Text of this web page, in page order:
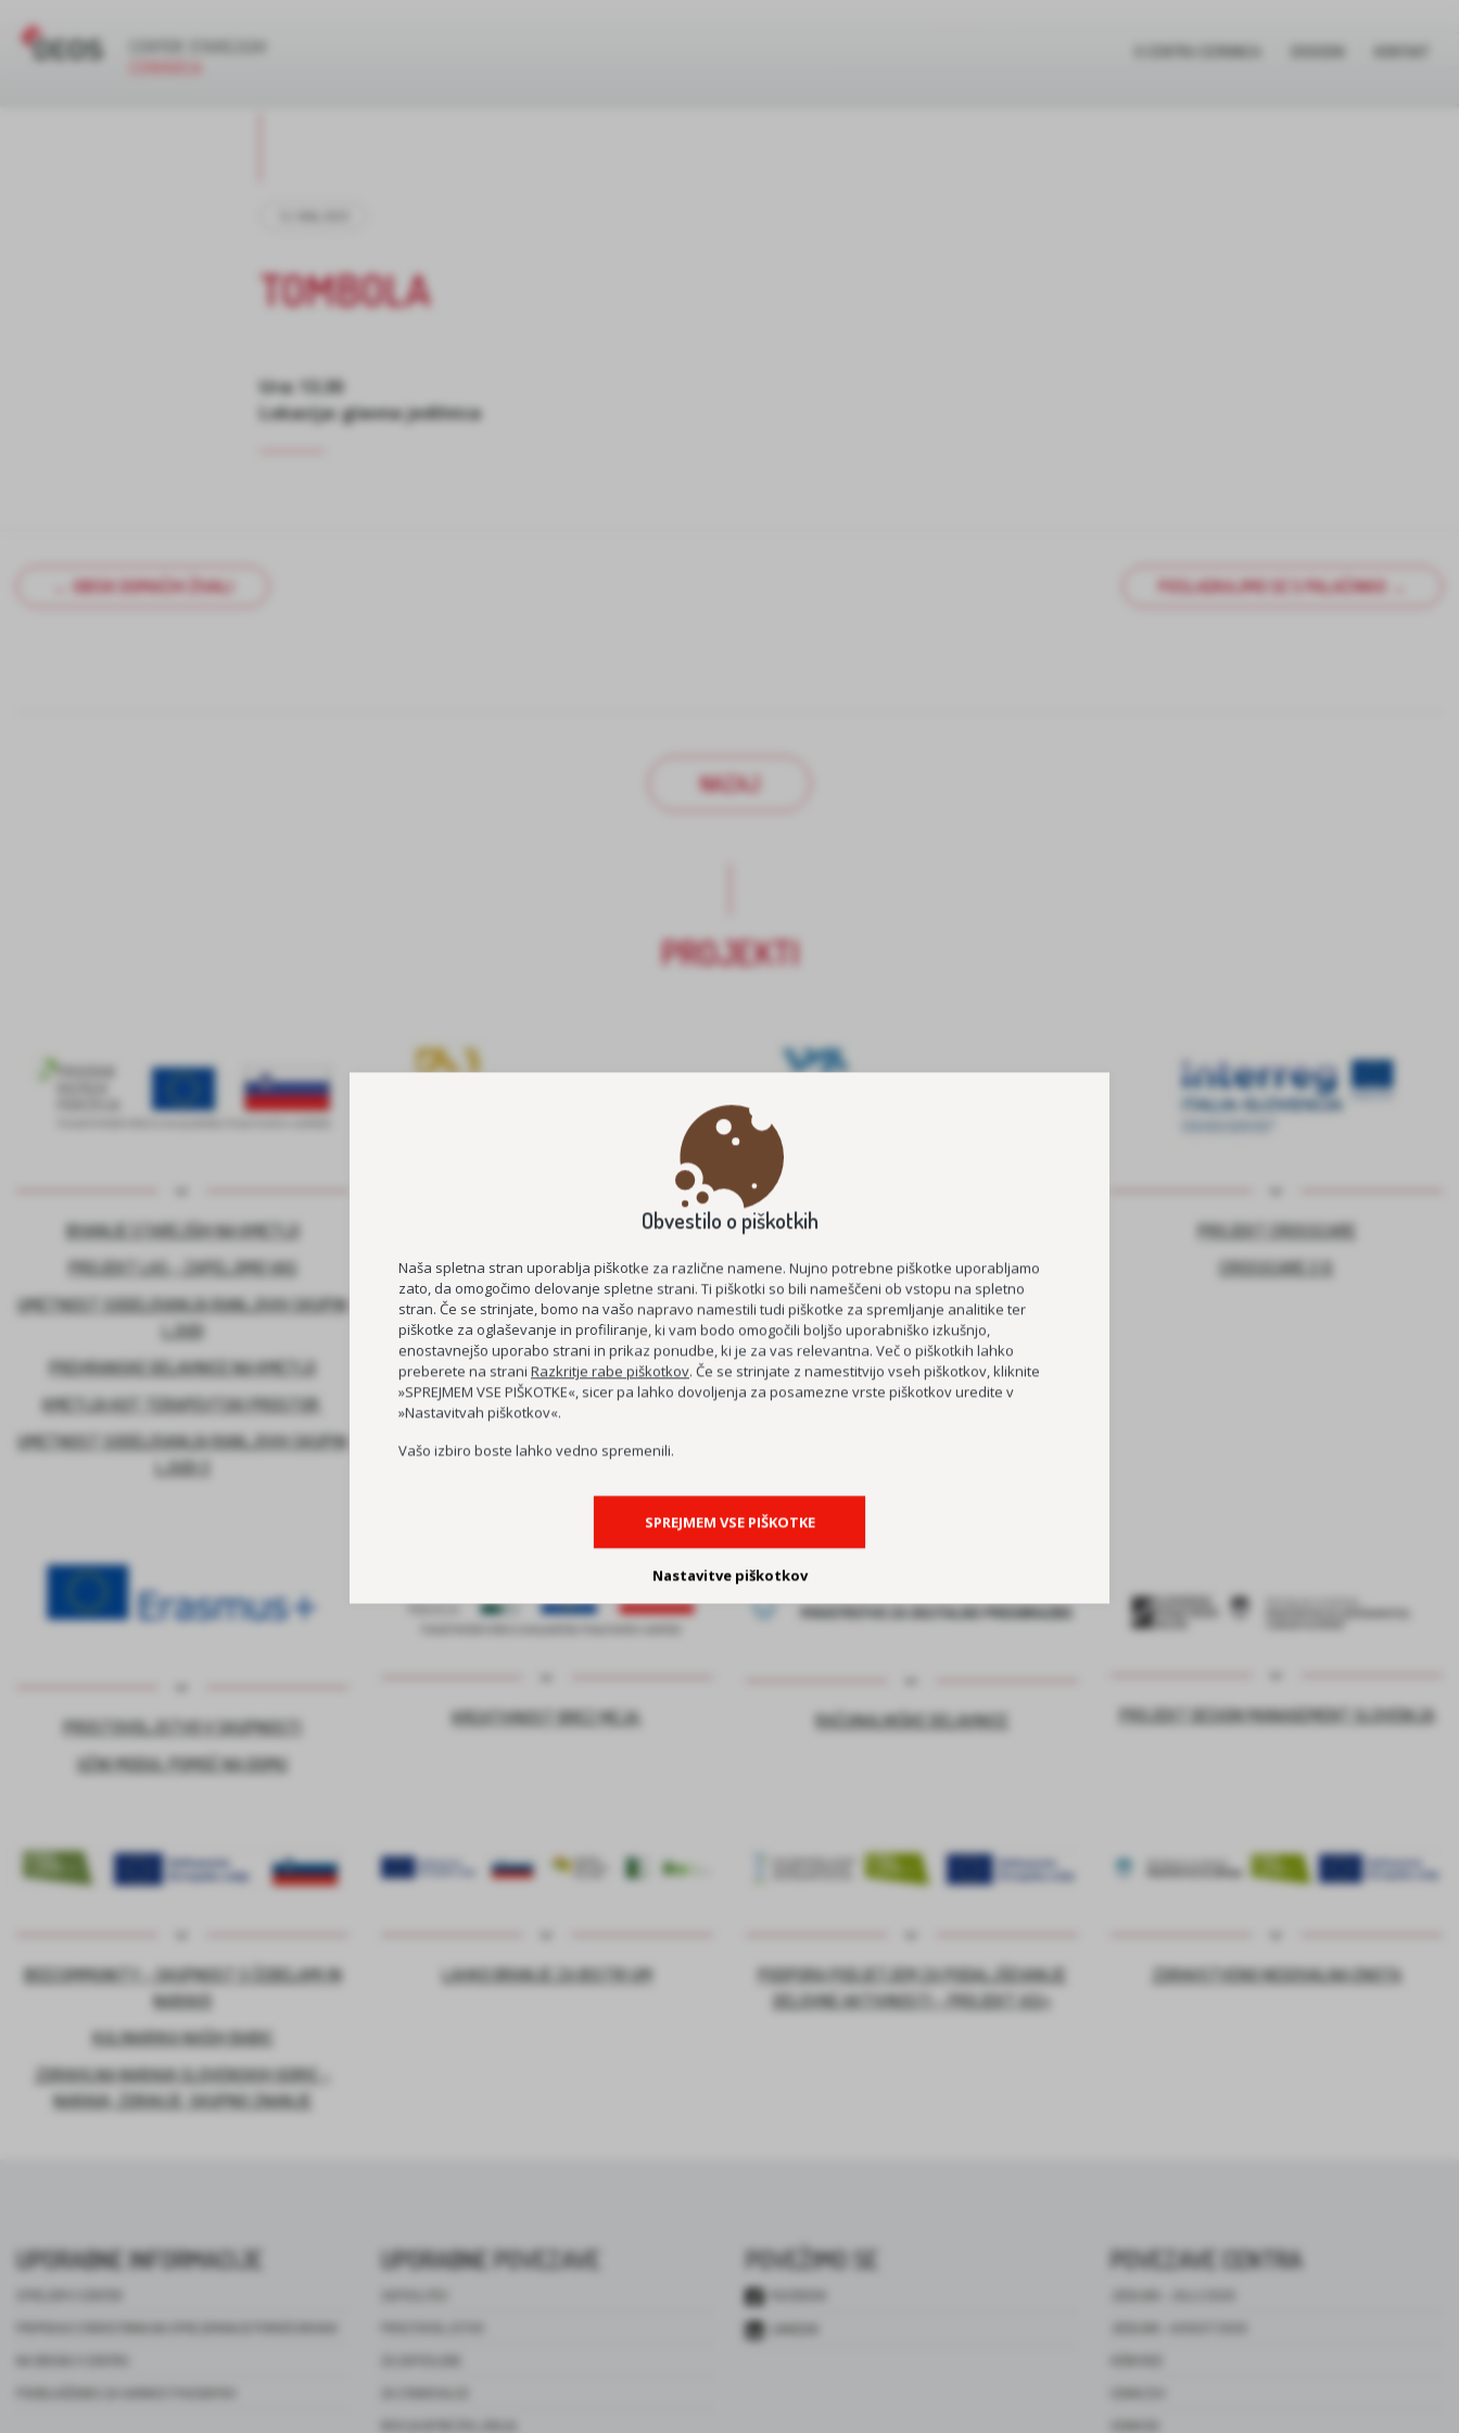
O CENTRU CERKNICA
TOMBOLA
Ura: 13.30
Lokacija: glavna jedilnica
← OBISK DOMAČIH ŽIVALI POSLADKAJMO SE S PALAČINKO →
NAZAJ
PROJEKTI
BIVANJE STAREJŠIH NA KMETIJI
PROJEKT LAS – ZAPELJIMO VAS
UMETNOST SODELOVANJA RANLJIVIH SKUPIN
LJUDI
PREHRANSKE DELAVNICE NA KMETIJI
KMETIJA KOT TERAPEVTSKI PROSTOR
UMETNOST SODELOVANJA RANLJIVIH SKUPIN
LJUDI 2
KADROVSKE ŠTIPENDIJE 2026/2027
KOC AS
MEDGENERACIJSKO POVEZOVANJE ZA VARNO
STAROST
ČUTIM – ŽIVIM
DEMENCI PRIJAZNA TOČKA
MEDGENERACIJSKO SREDIŠČE PRI OŠ HORJUL
MREŽA BREZPLAČNIH E-PREVOZOV
PROJEKT CROSSCARE
CROSSCARE 2.0
PROSTOVOLJSTVO V SKUPNOSTI
UČNI MODUL POMOČ NA DOMU
KREATIVNOST BREZ MEJA RAČUNALNIŠKE DELAVNICE PROJEKT DESIGN MANAGEMENT SLOVENIJA
BEECOMMUNITY – SKUPNOST S ČEBELAMI IN
NARAVO
KULINARIKA NAŠIH BABIC
ZDRAVILNA NARAVA SLOVENSKIH GORIC –
NARAVA, ZDRAVJE, SKUPNO ZNANJE
LAHKO BRANJE ZA BISTRI UM
PODPORA PODJETJEM ZA PODALJŠEVANJE
DELOVNE AKTIVNOSTI – PROJEKT ASI+
ZDRAVSTVENO NEGOVALNA ENOTA
UPORABNE INFORMACIJE UPORABNE POVEZAVE POVEŽIMO SE
FACEBOOK
POVEZAVE CENTRA
Obvestilo o piškotkih
Naša spletna stran uporablja piškotke za različne namene. Nujno potrebne piškotke uporabljamo
zato, da omogočimo delovanje spletne strani. Ti piškotki so bili nameščeni ob vstopu na spletno
stran. Če se strinjate, bomo na vašo napravo namestili tudi piškotke za spremljanje analitike ter
piškotke za oglaševanje in profiliranje, ki vam bodo omogočili boljšo uporabniško izkušnjo,
enostavnejšo uporabo strani in prikaz ponudbe, ki je za vas relevantna. Več o piškotkih lahko
preberete na strani Razkritje rabe piškotkov. Če se strinjate z namestitvijo vseh piškotkov, kliknite
»SPREJMEM VSE PIŠKOTKE«, sicer pa lahko dovoljenja za posamezne vrste piškotkov uredite v
»Nastavitvah piškotkov«.
Vašo izbiro boste lahko vedno spremenili.
SPREJMEM VSE PIŠKOTKE
Nastavitve piškotkov